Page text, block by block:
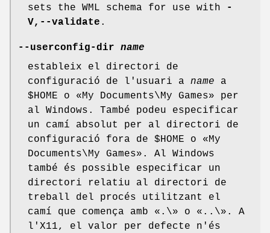
sets the WML schema for use with
-
V,--validate .
--userconfig-dir name
estableix el directori de
configuració de l'usuari a name a
$HOME o «My Documents\My Games» per
al Windows. També podeu especificar
un camí absolut per al directori de
configuració fora de $HOME o «My
Documents\My Games». Al Windows
també és possible especificar un
directori relatiu al directori de
treball del procés utilitzant el
camí que comença amb «.\» o «..\». A
l'X11, el valor per defecte n'és